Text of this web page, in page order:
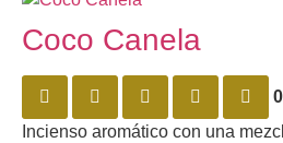
Coco Canela
Incienso aromático con una